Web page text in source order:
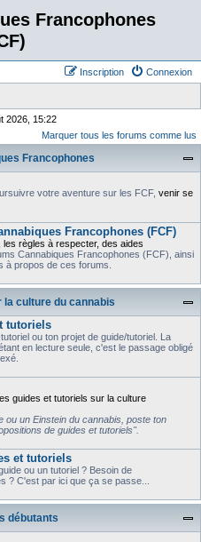
Francophones
Connexion
Inscription
2026, 15:22
Marquer tous les forums comme lus
Francophones
votre aventure sur les FCF, venir se
Francophones (FCF)
les règles à respecter, des aides
Cannabiques Francophones (FCF), ainsi
à propos de ces forums.
culture du cannabis
tutoriels
ou ton projet de guide/tutoriel. La
en lecture seule, c'est le passage obligé
guides et tutoriels sur la culture
ou un Einstein du cannabis, poste ton
de guides et tutoriels".
et tutoriels
ou un tutoriel ? Besoin de
? C'est par ici que ça se passe...
débutants